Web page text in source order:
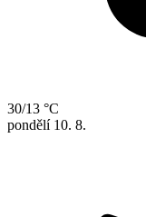
30/13 °C
pondělí 10. 8.